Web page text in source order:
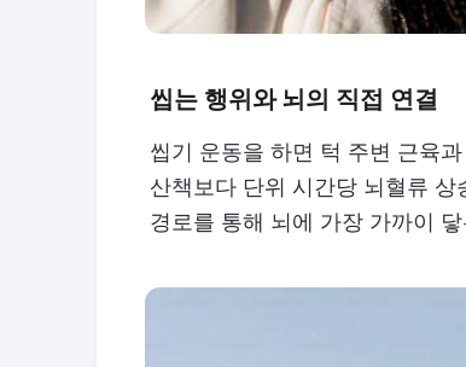
씹는 행위와 뇌의 직접 연결
씹기 운동을 하면 턱 주변 근육
산책보다 단위 시간당 뇌혈류
경로를 통해 뇌에 가장 가까이